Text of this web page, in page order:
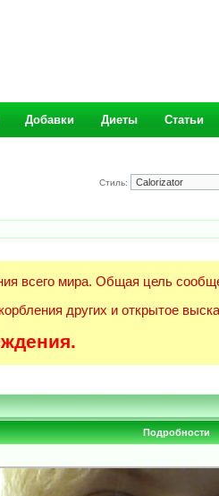
Добавки Диеты Статьи
Стиль:
всего мира. Общая цель
других и открытое
Подробности